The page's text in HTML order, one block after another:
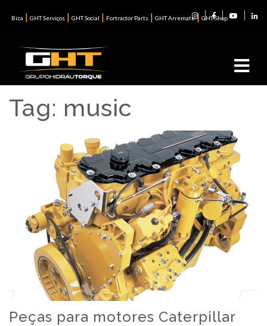
Biza | GHT Serviços | GHT Social | Fortractor Parts | GHT Arremate| GHT Shop
Tag: music
Peças para motores Caterpillar